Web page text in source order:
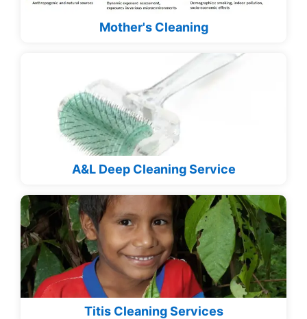
Mother's Cleaning
A&L Deep Cleaning Service
Titis Cleaning Services